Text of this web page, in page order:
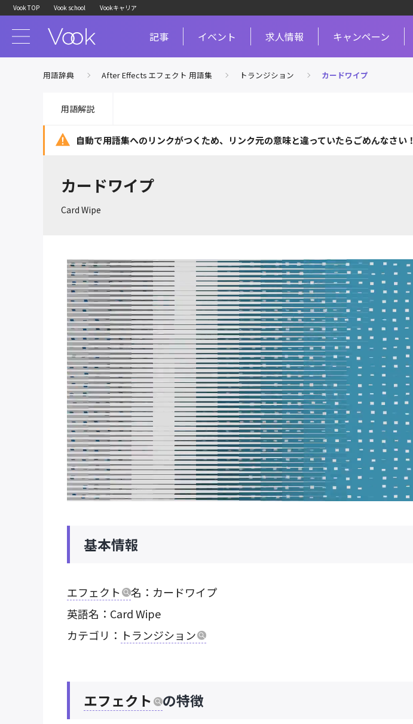
Vook TOP Vook school Vookキャリア
記事 イベント 求人情報 キャンペーン
用語辞典 After Effects エフェクト 用語集 トランジション カードワイプ
用語解説
自動で用語集へのリンクがつくため、 リンク元の意味と違っていたらごめんなさい！
カードワイプ
Card Wipe
基本情報
エフェクト
名：カードワイプ
英語名：Card Wipe
カテゴリ： トランジション
エフェクト の特徴